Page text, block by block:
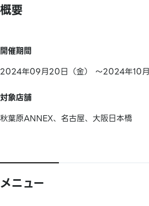
概要
開催期間
2024年09月20日（金） ～2024年10月
対象店舗
秋葉原ANNEX、名古屋、大阪日本橋
メニュー